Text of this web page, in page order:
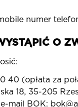
numer
O
(opłata za
18, 35-205
mail BOK: